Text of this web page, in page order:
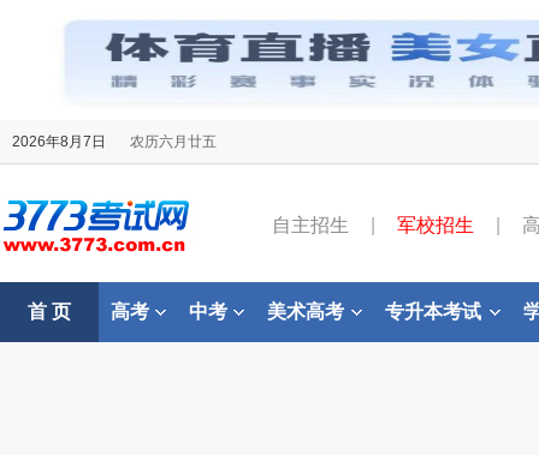
2026年8月7日 农历六月廿五
自主招生 军校招生
首 页 高考 中考 美术高考 专升本考试